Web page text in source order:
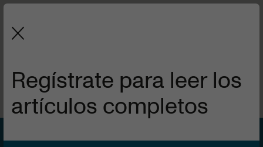
de Ortodoncia y Ortopedia Dentofacial.
Regístrate para leer los
artículos completos